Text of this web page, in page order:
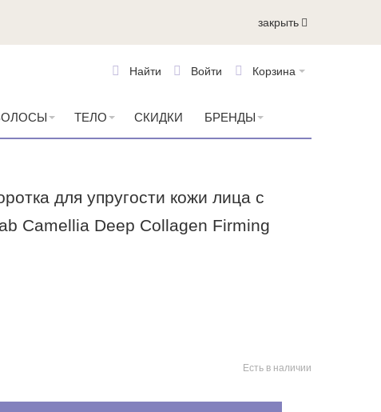
закрыть
Корзина
Войти
Найти
ТЕЛО СКИДКИ БРЕНДЫ
для упругости кожи лица с
Camellia Deep Collagen Firming
Есть в наличии